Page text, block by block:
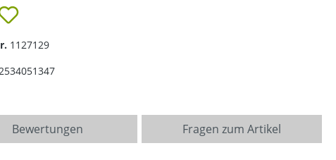
1127129
Bewertungen Fragen zum Artikel